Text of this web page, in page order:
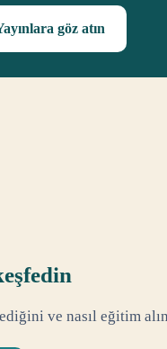
göz atın
ve nasıl eğitim